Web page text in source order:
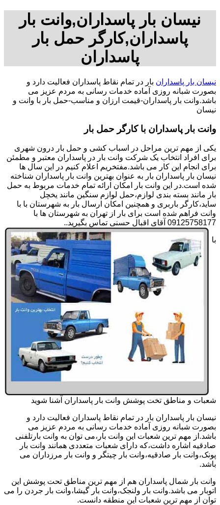
نیسان بار پاسداران,وانت بار
پاسداران,کارگر حمل بار
پاسداران
نیسان بار پاسداران بار در تمام نقاط پاسداران فعالیت دارد و
بصورت شبانه روزی آماده خدمات رسانی به مردم عزیز می
باشد.وانت بار پاسداران-قیمت ارزان و مناسب-حمل بار با وانت و
نیسان
وانت بار پاسداران با کارگر حمل بار
یکی از مهم ترین مراحل در اسباب کشی و حمل بار درون شهری
برای افراد انتخاب یک شرکت وانت بار در پاسداران معتبر و مطمئن
برای انجام این کار می باشد.مفتخریم اعلام کنیم در این سال ها
نیسان بار پاسداران بار به عنوان بهترین وانت بار پاسداران شناخته
شده است.در این وانت بار امکان ارائه تمام خدمات مربوط به حمل
بار مانند بسته بندی لوازم،حمل لوازم سنگین مانند یخچل
ساید،کارگر باربری و همچنین امکان ارسال بار به شهرستان با با
وانت فراهم شده است برای بار از تهران به شهرستان ها با
09125758177 آقای اقبال حسنی تماس بگیرید..
با
شعبات و مناطق تخت پوشش وانت بار پاسداران آشنا شوید
نیسان بار پاسداران بار در تمام نقاط پاسداران فعالیت دارد و
بصورت شبانه روزی آماده خدمات رسانی به مردم عزیز می
باشد.از مهم ترین شعبات این وانت بار،می توان به وانت بارتلفنی
صادقیه اشاره داشت،که دارای شعبات متعددی همانند وانت بار
پونک،وانت بار صادقیه،وانت بار چیتگر و وانت بار مرزداران می
باشد.
وانت بار شمال پاسداران هم از مهم ترین مناطق تحت پوشش این
اتوبار می باشد.وانت بار ولنجک،وانت بار گیشا،وانت بار جردن را می
توان از مهم ترین شعبات این منطقه دانست.